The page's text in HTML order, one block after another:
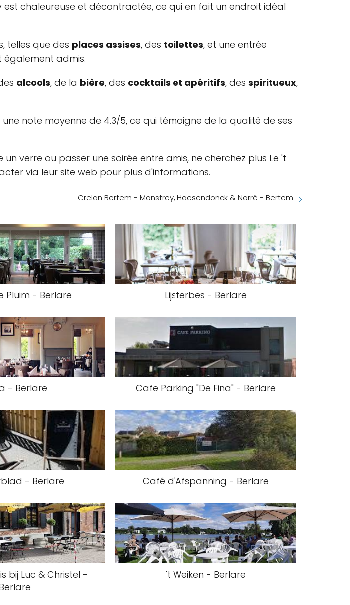
est chaleureuse et décontractée, ce qui en fait un endroit idéal
telles que des places assises, des toilettes, et une entrée
également admis.
alcools, de la bière, des cocktails et apéritifs, des spiritueux,
une note moyenne de 4.3/5, ce qui témoigne de la qualité de ses
verre ou passer une soirée entre amis, ne cherchez plus Le 't
via leur site web pour plus d'informations.
Crelan Bertem - Monstrey, Haesendonck & Norré - Bertem
Pluim - Berlare Lijsterbes - Berlare
- Berlare Cafe Parking "De Fina" - Berlare
- Berlare Café d'Afspanning - Berlare
bij Luc & Christel -
Berlare
't Weiken - Berlare